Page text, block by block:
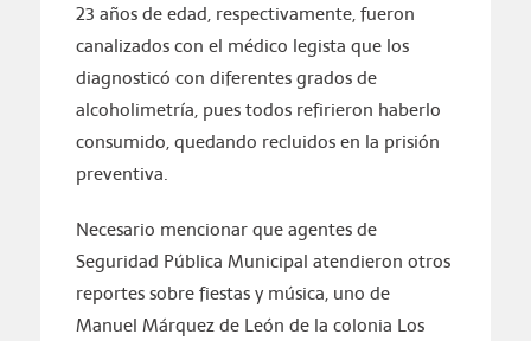
23 años de edad, respectivamente, fueron
canalizados con el médico legista que los
diagnosticó con diferentes grados de
alcoholimetría, pues todos refirieron haberlo
consumido, quedando recluidos en la prisión
preventiva.
Necesario mencionar que agentes de
Seguridad Pública Municipal atendieron otros
reportes sobre fiestas y música, uno de
Manuel Márquez de León de la colonia Los